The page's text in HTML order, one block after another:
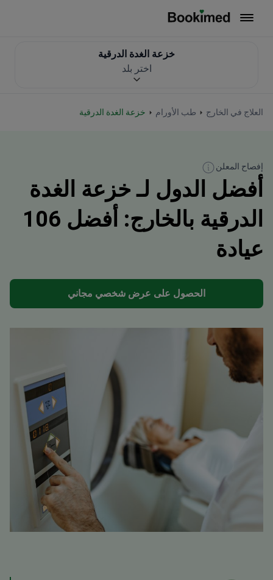
العلاج في الخارج طب الأورام خزعة الغدة الدرقية
خزعة الغدة الدرقية
اختر بلد
إفصاح المعلن
أفضل الدول لـ خزعة الغدة
الدرقية بالخارج: أفضل 106
عيادة
الحصول على عرض شخصي مجاني